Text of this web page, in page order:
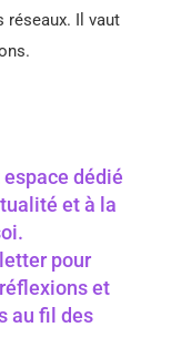
réseaux. Il vaut
dédié
et à la
pour
et
au fil des